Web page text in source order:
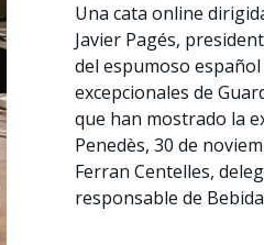
Una cata online
Javier Pagés,
del espumoso
excepcionales de
que han mostrado la
Penedès, 30 de
Ferran Centelles,
responsable de